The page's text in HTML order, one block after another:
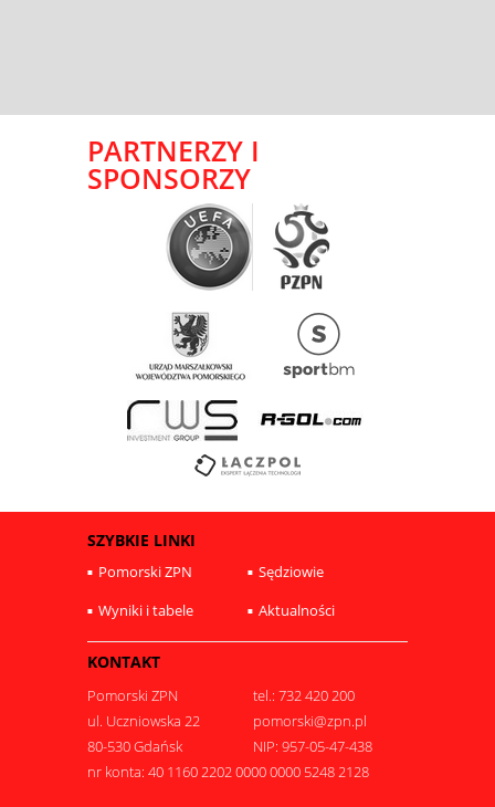
PARTNERZY I
SPONSORZY
SZYBKIE LINKI
Pomorski ZPN
Sędziowie
Wyniki i tabele
Aktualności
KONTAKT
Pomorski ZPN
tel.: 732 420 200
ul. Uczniowska 22
pomorski@zpn.pl
80-530 Gdańsk
NIP: 957-05-47-438
nr konta: 40 1160 2202 0000 0000 5248 2128